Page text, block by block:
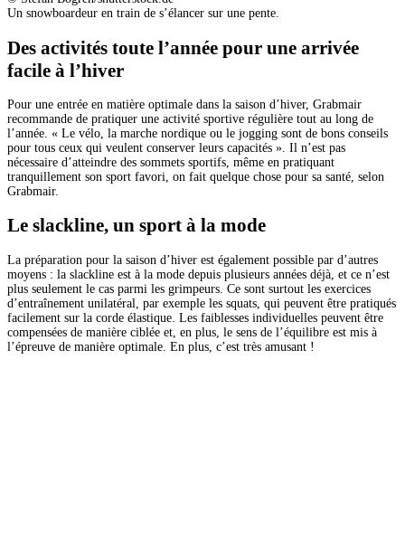
Un snowboardeur en train de s’élancer sur une pente.
Des activités toute l’année pour une arrivée
facile à l’hiver
Pour une entrée en matière optimale dans la saison d’hiver, Grabmair
recommande de pratiquer une activité sportive régulière tout au long de
l’année. « Le vélo, la marche nordique ou le jogging sont de bons conseils
pour tous ceux qui veulent conserver leurs capacités ». Il n’est pas
nécessaire d’atteindre des sommets sportifs, même en pratiquant
tranquillement son sport favori, on fait quelque chose pour sa santé, selon
Grabmair.
Le slackline, un sport à la mode
La préparation pour la saison d’hiver est également possible par d’autres
moyens : la slackline est à la mode depuis plusieurs années déjà, et ce n’est
plus seulement le cas parmi les grimpeurs. Ce sont surtout les exercices
d’entraînement unilatéral, par exemple les squats, qui peuvent être pratiqués
facilement sur la corde élastique. Les faiblesses individuelles peuvent être
compensées de manière ciblée et, en plus, le sens de l’équilibre est mis à
l’épreuve de manière optimale. En plus, c’est très amusant !